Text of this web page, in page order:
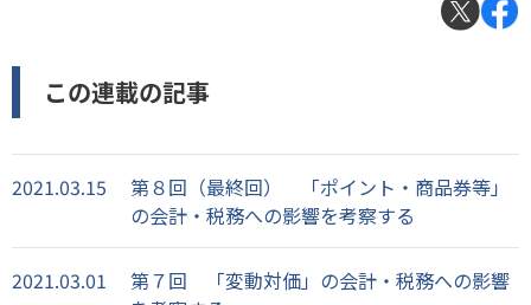
この連載の記事
2021.03.15
第８回（最終回） 「ポイント・商品券等」
の会計・税務への影響を考察する
2021.03.01
第７回 「変動対価」の会計・税務への影響